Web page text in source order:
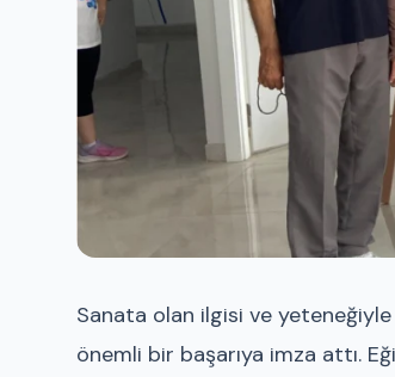
Sanata olan ilgisi ve
önemli bir başarıya imza attı.